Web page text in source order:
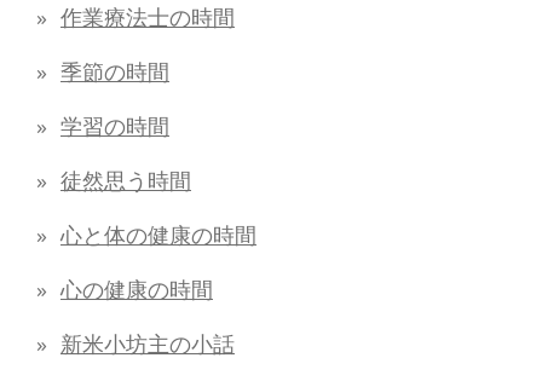
作業療法士の時間
季節の時間
学習の時間
徒然思う時間
心と体の健康の時間
心の健康の時間
新米小坊主の小話